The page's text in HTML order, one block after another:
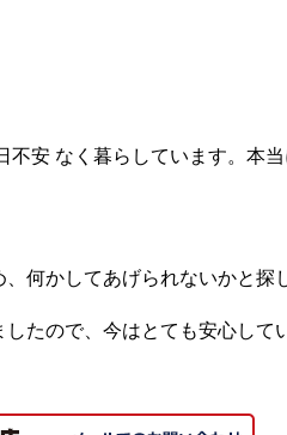
安 なく暮らしています。本当
何かしてあげられないかと探
たので、今はとても安心して